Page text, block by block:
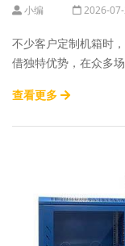
小编 2026-
不少客户定制机箱时
借独特优势，在众多
查看更多